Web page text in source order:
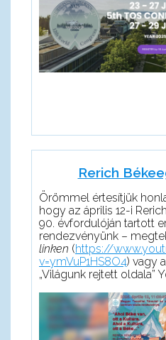
Rerich
Örömmel értesítjük
hogy az április 12-i
90. évfordulóján tartott
rendezvényünk –
linken (https://
v=ymVuP1HS8O4) vagy
„Világunk rejtett oldala”